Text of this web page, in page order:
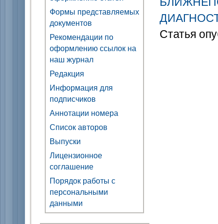
Формы представляемых
документов
Рекомендации по
оформлению ссылок на
наш журнал
Редакция
Информация для
подписчиков
Аннотации номера
Список авторов
Выпуски
Лицензионное
соглашение
Порядок работы с
персональными
данными
Статья